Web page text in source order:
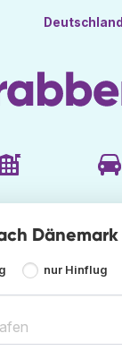
Deutschland
Dänemark
nur Hinflug